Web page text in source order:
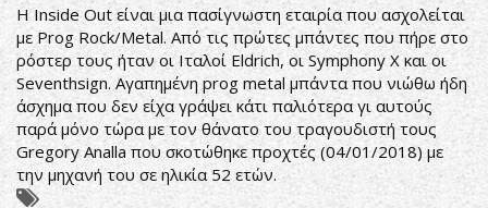
ΤΩΝ
RIVERSIDE
Η Inside Out είναι μια πασίγνωστη εταιρία που ασχολείται
με Prog Rock/Metal. Από τις πρώτες μπάντες που πήρε στο
ρόστερ τους ήταν οι Ιταλοί Eldrich, οι Symphony X και οι
Seventhsign. Αγαπημένη prog metal μπάντα που νιώθω ήδη
άσχημα που δεν είχα γράψει κάτι παλιότερα γι αυτούς
παρά μόνο τώρα με τον θάνατο του τραγουδιστή τους
Gregory Analla που σκοτώθηκε προχτές (04/01/2018) με
την μηχανή του σε ηλικία 52 ετών.